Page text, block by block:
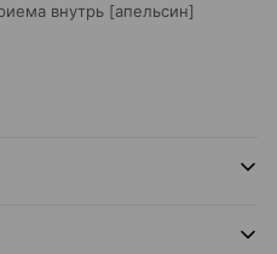
внутрь [апельсин]